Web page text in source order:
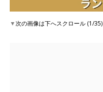
▼次の画像は下へスクロール (1/35)